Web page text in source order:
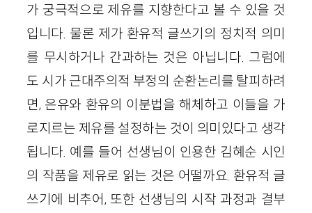
가 궁극적으로 제유를 지향한다고 볼 수 있을 것
입니다. 물론 제가 환유적 글쓰기의 정치적 의미
를 무시하거나 간과하는 것은 아닙니다. 그럼에
도 시가 근대주의적 부정의 순환논리를 탈피하려
면, 은유와 환유의 이분법을 해체하고 이들을 가
로지르는 제유를 설정하는 것이 의미있다고 생각
됩니다. 예를 들어 선생님이 인용한 김혜순 시인
의 작품을 제유로 읽는 것은 어떨까요. 환유적 글
쓰기에 비추어, 또한 선생님의 시작 과정과 결부